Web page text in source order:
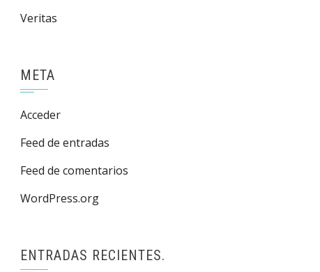
Veritas
META
Acceder
Feed de entradas
Feed de comentarios
WordPress.org
ENTRADAS RECIENTES.